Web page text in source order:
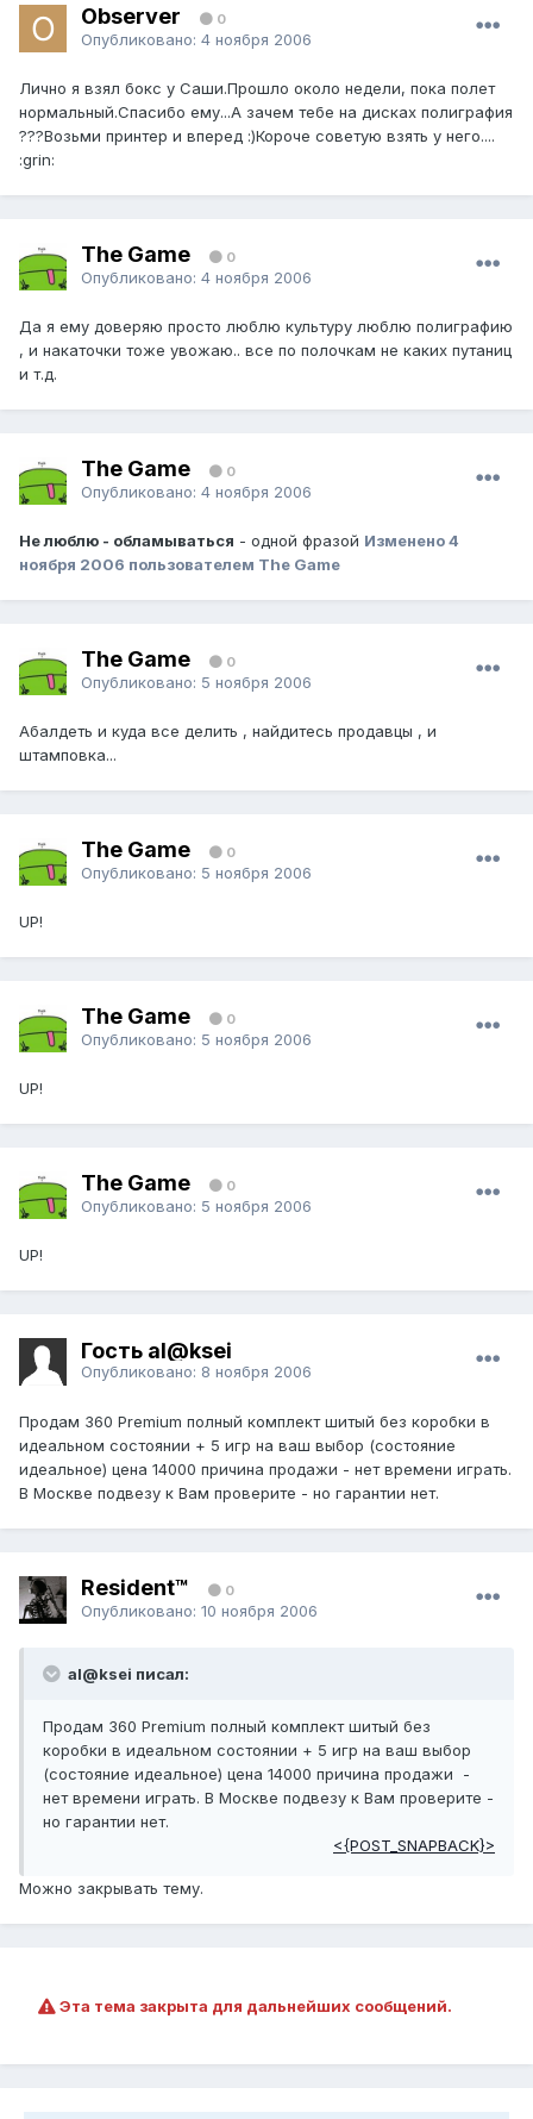
Observer 0
Опубликовано: 4 ноября 2006
Лично я взял бокс у Саши.Прошло около недели, пока полет
нормальный.Спасибо ему...А зачем тебе на дисках полиграфия
???Возьми принтер и вперед :)Короче советую взять у него....
:grin:
The Game 0
Опубликовано: 4 ноября 2006
Да я ему доверяю просто люблю культуру люблю полиграфию
, и накаточки тоже увожаю.. все по полочкам не каких путаниц
и т.д.
The Game 0
Опубликовано: 4 ноября 2006
Не люблю - обламываться - одной фразой Изменено4
ноября 2006 пользователем The Game
The Game 0
Опубликовано: 5 ноября 2006
Абалдеть и куда все делить , найдитесь продавцы , и
штамповка...
The Game 0
Опубликовано: 5 ноября 2006
UP!
The Game 0
Опубликовано: 5 ноября 2006
UP!
The Game 0
Опубликовано: 5 ноября 2006
UP!
Гость al@ksei
Опубликовано: 8 ноября 2006
Продам 360 Premium полный комплект шитый без коробки в
идеальном состоянии + 5 игр на ваш выбор (состояние
идеальное) цена 14000 причина продажи - нет времени играть.
В Москве подвезу к Вам проверите - но гарантии нет.
Resident™ 0
Опубликовано: 10 ноября 2006
al@ksei писал:
Продам 360 Premium полный комплект шитый без
коробки в идеальном состоянии + 5 игр на ваш выбор
(состояние идеальное) цена 14000 причина продажи -
нет времени играть. В Москве подвезу к Вам проверите -
но гарантии нет.
<{POST_SNAPBACK}>
Можно закрывать тему.
Эта тема закрыта для дальнейших сообщений.